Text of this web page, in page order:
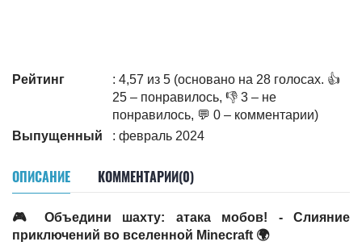
Рейтинг
: 4,57 из 5 (основано на 28 голосах. 👍
25 – понравилось, 👎 3 – не
понравилось, 💬 0 – комментарии)
Выпущенный
: февраль 2024
ОПИСАНИЕ КОММЕНТАРИИ(0)
🎮 Объедини шахту: атака мобов! - Слияние
приключений во вселенной Minecraft 🌍